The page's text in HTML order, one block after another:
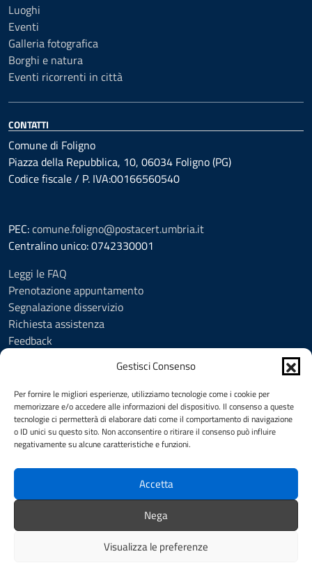
Gestisci Consenso
Per fornire le migliori esperienze, utilizziamo tecnologie come i cookie per
memorizzare e/o accedere alle informazioni del dispositivo. Il consenso a queste
tecnologie ci permetterà di elaborare dati come il comportamento di navigazione
o ID unici su questo sito. Non acconsentire o ritirare il consenso può influire
negativamente su alcune caratteristiche e funzioni.
Accetta
Nega
Visualizza le preferenze
Luoghi
Eventi
Galleria fotografica
Borghi e natura
Eventi ricorrenti in città
CONTATTI
Comune di Foligno
Piazza della Repubblica, 10, 06034 Foligno (PG)
Codice fiscale / P. IVA:00166560540
PEC:comune.foligno@postacert.umbria.it
Centralino unico: 0742330001
Leggi le FAQ
Prenotazione appuntamento
Segnalazione disservizio
Richiesta assistenza
Feedback
Informativa privacy
Cookie Policy (UE)
Social Media Policy
Note legali
SEGUICI SU
Facebook YouTube